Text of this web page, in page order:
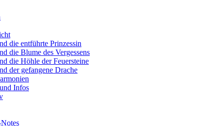
die entführte Prinzessin
die Blume des Vergessens
die Höhle der Feuersteine
der gefangene Drache
Infos